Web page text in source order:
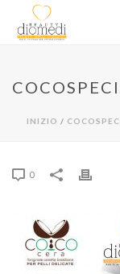
INIZIO /
0